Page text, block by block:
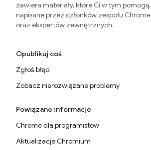
zawiera materiały, które Ci w tym pomogą,
napisane przez członków zespołu Chrome
oraz ekspertów zewnętrznych.
Opublikuj coś
Zgłoś błąd
Zobacz nierozwiązane problemy
Powiązane informacje
Chrome dla programistów
Aktualizacje Chromium